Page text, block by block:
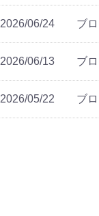
2026/06/24 ブ
2026/06/13 ブ
2026/05/22 ブ